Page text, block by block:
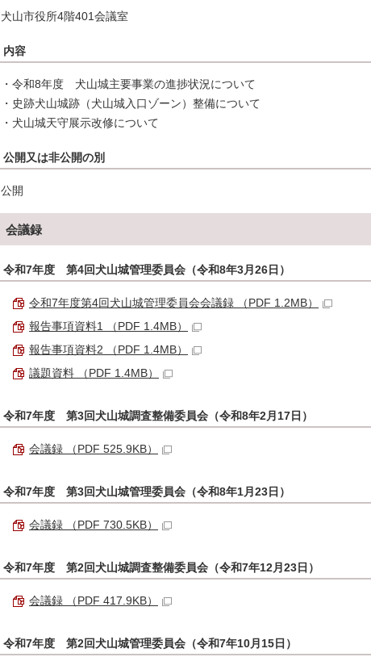
犬山市役所4階401会議室
内容
・令和8年度 犬山城主要事業の進捗状況について
・史跡犬山城跡（犬山城入口ゾーン）整備について
・犬山城天守展示改修について
公開又は非公開の別
公開
会議録
令和7年度 第4回犬山城管理委員会（令和8年3月26日）
令和7年度第4回犬山城管理委員会会議録 （PDF 1.2MB）
報告事項資料1 （PDF 1.4MB）
報告事項資料2 （PDF 1.4MB）
議題資料 （PDF 1.4MB）
令和7年度 第3回犬山城調査整備委員会（令和8年2月17日）
会議録 （PDF 525.9KB）
令和7年度 第3回犬山城管理委員会（令和8年1月23日）
会議録 （PDF 730.5KB）
令和7年度 第2回犬山城調査整備委員会（令和7年12月23日）
会議録 （PDF 417.9KB）
令和7年度 第2回犬山城管理委員会（令和7年10月15日）